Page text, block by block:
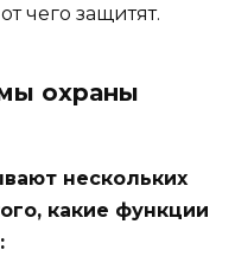
чего защитят.
охраны
нескольких
какие функции